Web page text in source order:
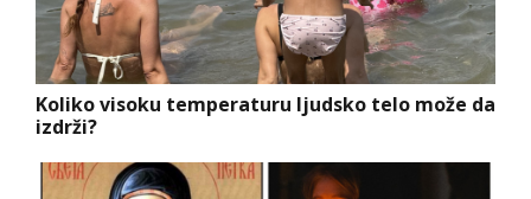
Koliko visoku temperaturu ljudsko telo može da
izdrži?